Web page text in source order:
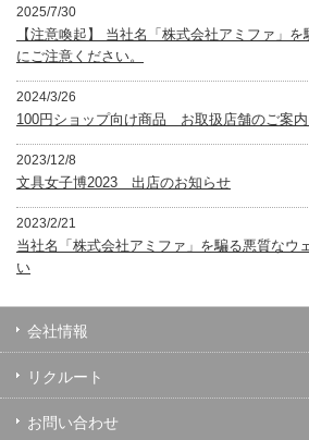
2025/7/30
【注意喚起】 当社名「株式会社アミファ」
にご注意ください。
2024/3/26
100円ショップ向け商品 お取扱店舗のご案
2023/12/8
文具女子博2023 出店のお知らせ
2023/2/21
当社名「株式会社アミファ」を騙る悪質なウ
い
会社情報
リクルート
お問い合わせ